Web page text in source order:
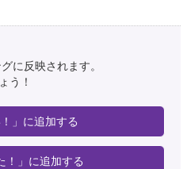
に反映されます。
う！
！」に追加する
！」に追加する